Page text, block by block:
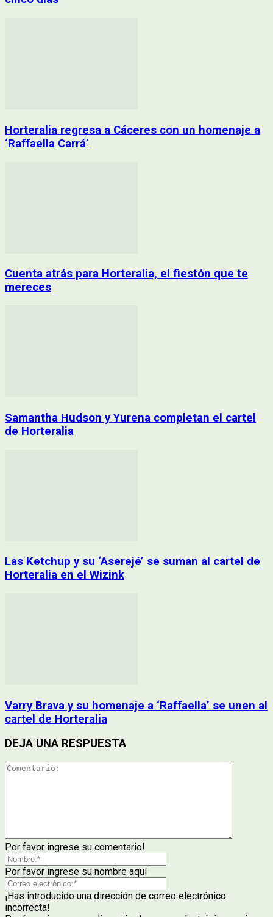
Horteralia regresa a Cáceres con un homenaje a
‘Raffaella Carrá’
Cuenta atrás para Horteralia, el fiestón que te
mereces
Samantha Hudson y Yurena completan el cartel
de Horteralia
Las Ketchup y su ‘Aserejé’ se suman al cartel de
Horteralia en el Wizink
Varry Brava y su homenaje a ‘Raffaella’ se unen al
cartel de Horteralia
DEJA UNA RESPUESTA
Por favor ingrese su comentario!
Por favor ingrese su nombre aquí
¡Has introducido una dirección de correo electrónico
incorrecta!